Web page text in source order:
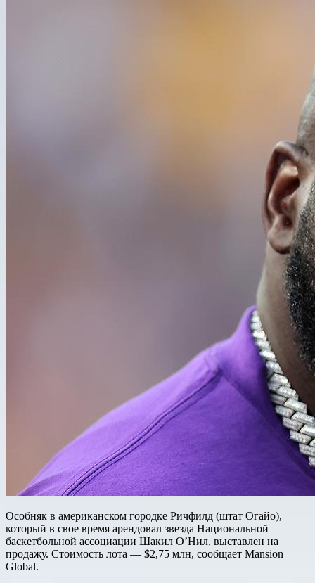
Особняк в американском городке Ричфилд (штат Огайо),
который в свое время арендовал звезда Национальной
баскетбольной ассоциации Шакил О’Нил, выставлен на
продажу. Стоимость лота — $2,75 млн, сообщает Mansion
Global.